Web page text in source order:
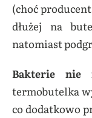
(choć
dłużej na
natomiast
Bakterie nie
termobutelka
co dodatkowo